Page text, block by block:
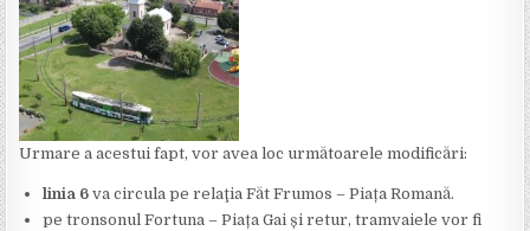
Urmare a acestui fapt, vor avea loc următoarele modificări:
linia 6 va circula pe relaţia Făt Frumos – Piața Romană.
pe tronsonul Fortuna – Piața Gai și retur, tramvaiele vor fi